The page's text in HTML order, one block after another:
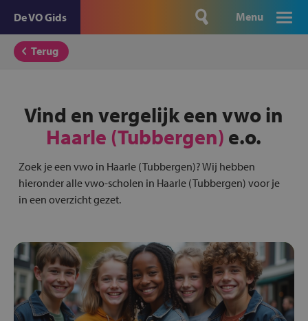
De VO Gids Menu
Terug
Vind en vergelijk een vwo in
Haarle (Tubbergen) e.o.
Zoek je een vwo in Haarle (Tubbergen)? Wij hebben
hieronder alle vwo-scholen in Haarle (Tubbergen) voor je
in een overzicht gezet.